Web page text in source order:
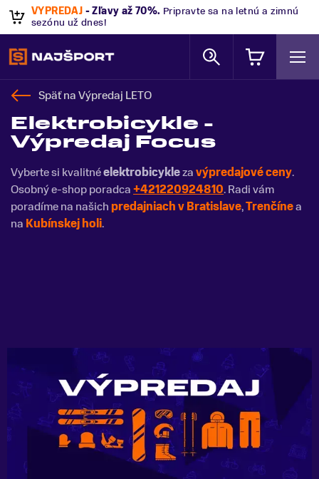
VÝPREDAJ - Zľavy až 70%. Pripravte sa na letnú a zimnú
sezónu už dnes!
Späť naVýpredaj LETO
Elektrobicykle -
Výpredaj Focus
Vyberte si kvalitnéelektrobicyklezavýpredajové ceny.
Osobný e-shop poradca+421220924810. Radi vám
poradíme na našich predajniach v Bratislave,Trenčínea
na Kubínskej holi.